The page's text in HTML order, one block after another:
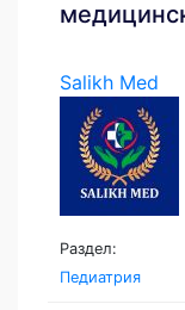
Salikh Med
Раздел:
Педиатрия